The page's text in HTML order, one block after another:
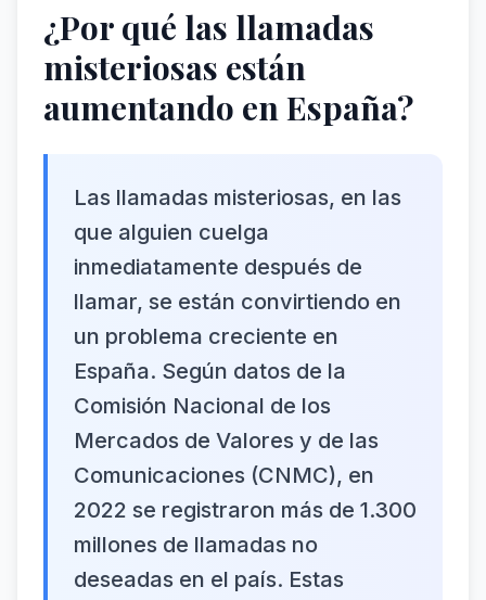
¿Por qué las llamadas
misteriosas están
aumentando en España?
Las llamadas misteriosas, en las
que alguien cuelga
inmediatamente después de
llamar, se están convirtiendo en
un problema creciente en
España. Según datos de la
Comisión Nacional de los
Mercados de Valores y de las
Comunicaciones (CNMC), en
2022 se registraron más de 1.300
millones de llamadas no
deseadas en el país. Estas